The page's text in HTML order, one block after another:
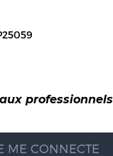
professionnels
ME CONNECTE